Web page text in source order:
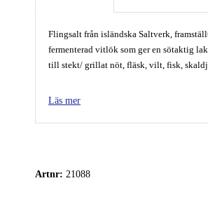
Flingsalt från isländska Saltverk,
fermenterad vitlök som ger en sötaktig
till stekt/ grillat nöt, fläsk, vilt, fisk,
Ingredienser:
Havssalt, lakritsgranulat, black garlic
Läs mer
Artnr: 21088